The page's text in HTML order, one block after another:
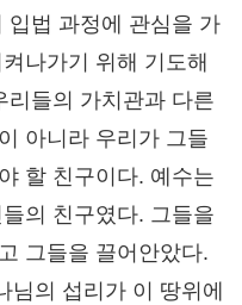
입법 과정에 관심을 가
나가기 위해 기도해
리들의 가치관과 다른
아니라 우리가 그들
할 친구이다. 예수는
의 친구였다. 그들을
그들을 끌어안았다.
님의 섭리가 이 땅위에